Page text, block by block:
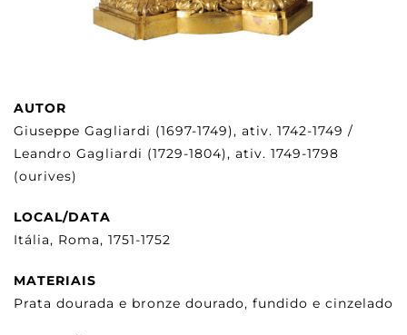
AUTOR
Giuseppe Gagliardi (1697-1749), ativ. 1742-1749 /
Leandro Gagliardi (1729-1804), ativ. 1749-1798
(ourives)
LOCAL/DATA
Itália, Roma, 1751-1752
MATERIAIS
Prata dourada e bronze dourado, fundido e cinzelado